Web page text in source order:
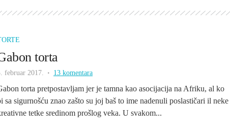
torta
februar 2017. 13 komentara
torta pretpostavljam jer je tamna kao asocijacija na Afriku, al ko
sa sigurnošću znao zašto su joj baš to ime nadenuli poslastičari il neke
tetke sredinom prošlog veka. U svakom...